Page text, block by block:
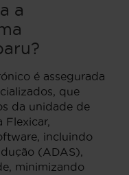
a
é assegurada
que
da unidade de
Flexicar,
incluindo
(ADAS),
minimizando